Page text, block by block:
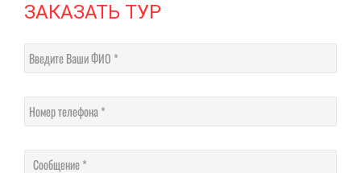
ЗАКАЗАТЬ ТУР
Введите Ваши ФИО
Номер телефона